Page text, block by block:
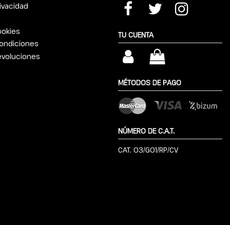
TU CUENTA
MÉTODOS DE PAGO
NÚMERO DE C.A.T.
CAT. 03/G01/RP/CV